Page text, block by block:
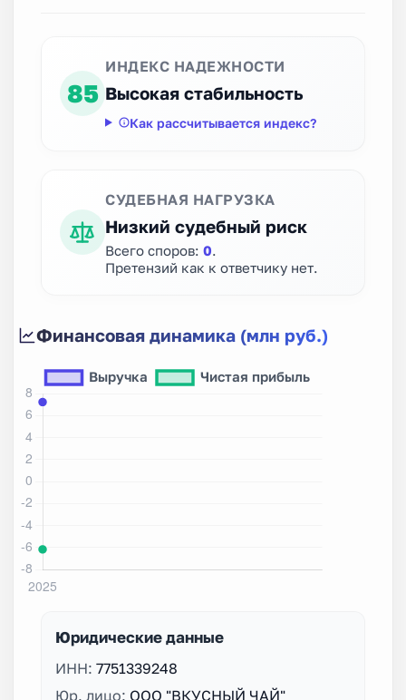
85
ИНДЕКС НАДЕЖНОСТИ
Высокая стабильность
Как рассчитывается индекс?
СУДЕБНАЯ НАГРУЗКА
Низкий судебный риск
Всего споров: 0
Претензий как к ответчику нет.
Финансовая динамика (млн руб.)
Юридические данные
ИНН: 7751339248
Юр. лицо: ООО "ВКУСНЫЙ ЧАЙ"